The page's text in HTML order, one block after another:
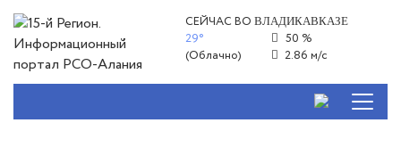
СЕЙЧАС ВОВЛАДИКАВКАЗЕ
29°
(Облачно)
50 %
2.86 м/с